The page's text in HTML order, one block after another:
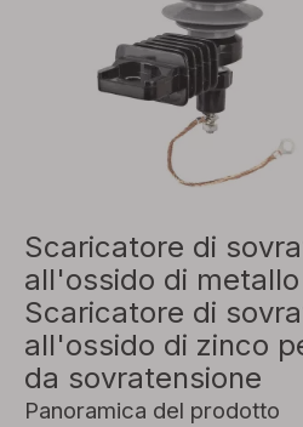
Scaricatore di
all'ossido di metallo
Scaricatore di
all'ossido di zinco
da sovratensione
Panoramica del prodotto